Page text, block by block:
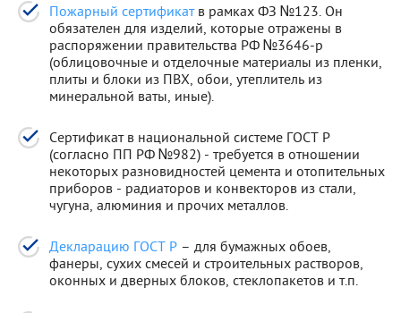
Пожарный сертификатв рамках ФЗ №123. Он
обязателен для изделий, которые отражены в
распоряжении правительства РФ №3646-р
(облицовочные и отделочные материалы из пленки,
плиты и блоки из ПВХ, обои, утеплитель из
минеральной ваты, иные).
Сертификат в национальной системе ГОСТ Р
(согласно ПП РФ №982) - требуется в отношении
некоторых разновидностей цемента и отопительных
приборов - радиаторов и конвекторов из стали,
чугуна, алюминия и прочих металлов.
Декларацию ГОСТ Р – для бумажных обоев,
фанеры, сухих смесей и строительных растворов,
оконных и дверных блоков, стеклопакетов и т.п.